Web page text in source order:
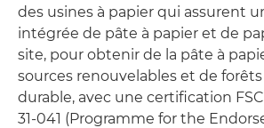
des usines à papier qui assurent
intégrée de pâte à papier et de
site, pour obtenir de la pâte à
sources renouvelables et de
durable, avec une certification FSC
31-041 (Programme for the